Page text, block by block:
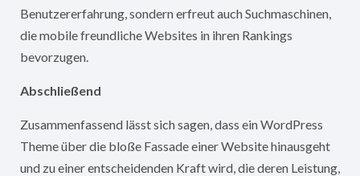
Benutzererfahrung, sondern erfreut auch Suchmaschinen,
die mobile freundliche Websites in ihren Rankings
bevorzugen.
Abschließend
Zusammenfassend lässt sich sagen, dass ein WordPress
Theme über die bloße Fassade einer Website hinausgeht
und zu einer entscheidenden Kraft wird, die deren Leistung,